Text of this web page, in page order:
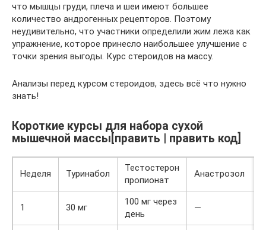
что мышцы груди, плеча и шеи имеют большее
количество андрогенных рецепторов. Поэтому
неудивительно, что участники определили жим лежа как
упражнение, которое принесло наибольшее улучшение с
точки зрения выгоды. Курс стероидов на массу.
Анализы перед курсом стероидов, здесь всё что нужно
знать!
Короткие курсы для набора сухой
мышечной массы[править | править код]
Неделя Туринабол
Тестостерон
пропионат
Анастрозол
1 30 мг
100 мг через
день
—